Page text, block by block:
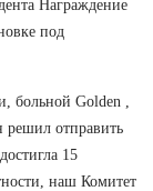
Награждение
под
больной Golden ,
решил отправить
15
наш Комитет